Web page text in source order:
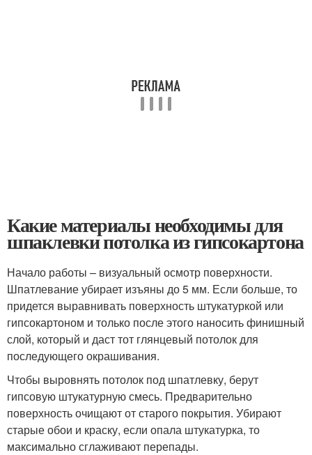
Какие материалы необходимы для
шпаклевки потолка из гипсокартона
Начало работы – визуальный осмотр поверхности.
Шпатлевание убирает изъяны до 5 мм. Если больше, то
придется выравнивать поверхность штукатуркой или
гипсокартоном и только после этого наносить финишный
слой, который и даст тот глянцевый потолок для
последующего окрашивания.
Чтобы выровнять потолок под шпатлевку, берут
гипсовую штукатурную смесь. Предварительно
поверхность очищают от старого покрытия. Убирают
старые обои и краску, если опала штукатурка, то
максимально сглаживают перепады.